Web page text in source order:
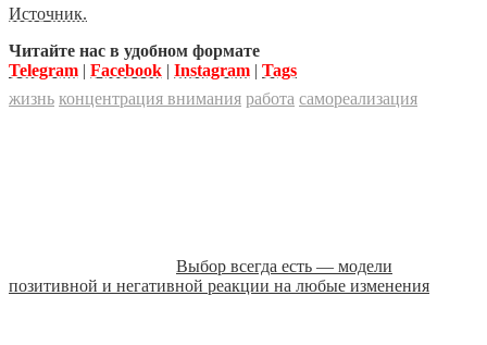
Источник.
Читайте нас в удобном формате
Telegram | Facebook | Instagram | Tags
жизнь концентрация внимания работа самореализация
Выбор всегда есть — модели
позитивной и негативной реакции на любые изменения